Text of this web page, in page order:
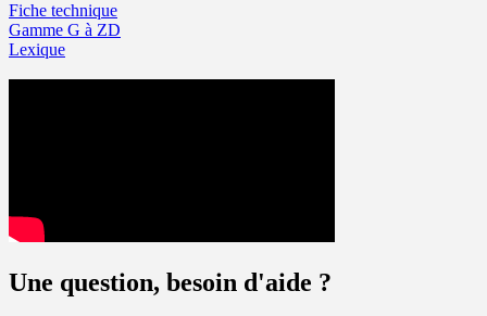
Fiche technique
Gamme G à ZD
Lexique
Une question, besoin d'aide ?